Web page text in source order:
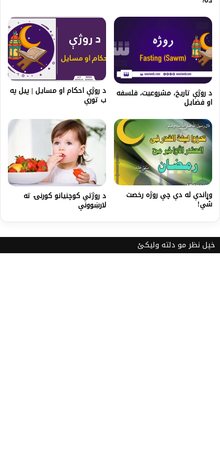
د روژې تاریخ، مشروعیت، فلسفه
او فضایل
د روژې احکام او مسایل | پیل په
ب توري
وړاندې له دې چې روژه رخصت
شي!
د روژتي کوچنيانو کورنۍ ته
لارښوونې
خپل نظر مو دلته ولیکئ